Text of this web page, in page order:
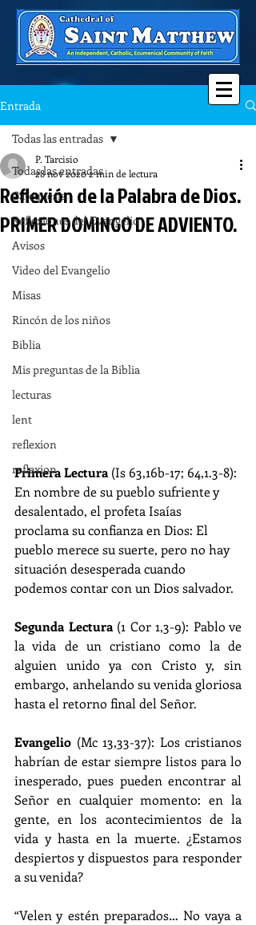
Entrada
Todas las entradas
Catequesis
Reflexiones del Evangelio
Avisos
Video del Evangelio
Misas
Rincón de los niños
Biblia
Mis preguntas de la Biblia
lecturas
lent
reflexion
reflexion
Todas las entradas
Reflexión de la Palabra de Dios.
PRIMER DOMINGO DE ADVIENTO.
P. Tarcisio
28 nov 20202 min de lectura
Primera Lectura (Is 63,16b-17; 64,1.3-8):
En nombre de su pueblo sufriente y
desalentado, el profeta Isaías
proclama su confianza en Dios: El
pueblo merece su suerte, pero no hay
situación desesperada cuando
podemos contar con un Dios salvador.
Segunda Lectura (1 Cor 1,3-9): Pablo ve
la vida de un cristiano como la de
alguien unido ya con Cristo y, sin
embargo, anhelando su venida gloriosa
hasta el retorno final del Señor.
Evangelio (Mc 13,33-37): Los cristianos
habrían de estar siempre listos para lo
inesperado, pues pueden encontrar al
Señor en cualquier momento: en la
gente, en los acontecimientos de la
vida y hasta en la muerte. ¿Estamos
despiertos y dispuestos para responder
a su venida?
“Velen y estén preparados… No vaya a